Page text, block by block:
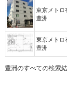
東京メトロ
豊洲
東京メトロ
豊洲
豊洲のすべての検索